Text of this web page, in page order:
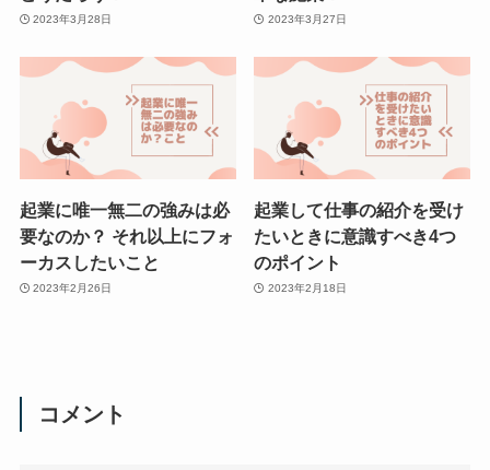
2023年3月28日 2023年3月27日
起業に唯一無二の強みは必
要なのか？ それ以上にフォ
ーカスしたいこと
2023年2月26日
起業して仕事の紹介を受け
たいときに意識すべき4つ
のポイント
2023年2月18日
コメント